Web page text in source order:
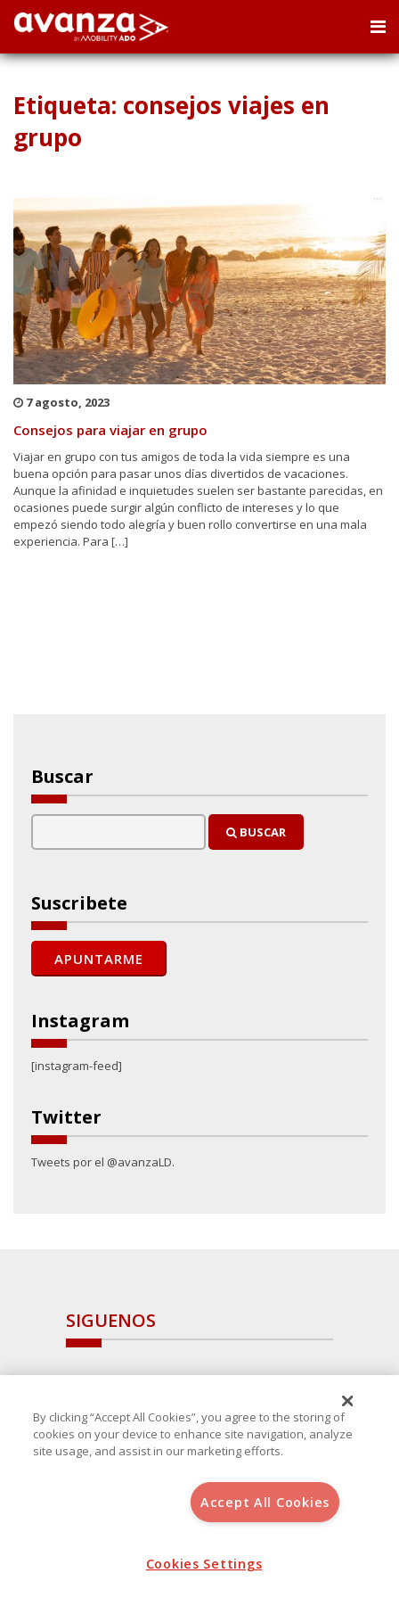
Etiqueta: consejos viajes en
grupo
7 agosto, 2023
Consejos para viajar en grupo
Viajar en grupo con tus amigos de toda la vida siempre es una
buena opción para pasar unos días divertidos de vacaciones.
Aunque la afinidad e inquietudes suelen ser bastante parecidas, en
ocasiones puede surgir algún conflicto de intereses y lo que
empezó siendo todo alegría y buen rollo convertirse en una mala
experiencia. Para […]
Buscar
BUSCAR
Suscribete
Instagram
[instagram-feed]
Twitter
Tweets por el @avanzaLD.
SIGUENOS
, S.L.U.(B-64405731) c/ San Norberto
Aviso Legal
Política de Cookies
By clicking “Accept All Cookies”, you agree to the storing of
cookies on your device to enhance site navigation, analyze
site usage, and assist in our marketing efforts.
Accept All Cookies
Cookies Settings